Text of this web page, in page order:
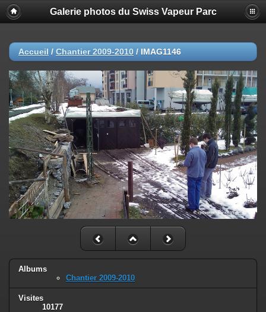
Galerie photos du Swiss Vapeur Parc
Accueil / Chantier 2009-2010 / IMAG1146
Albums
Chantier 2009-2010
Visites
10177